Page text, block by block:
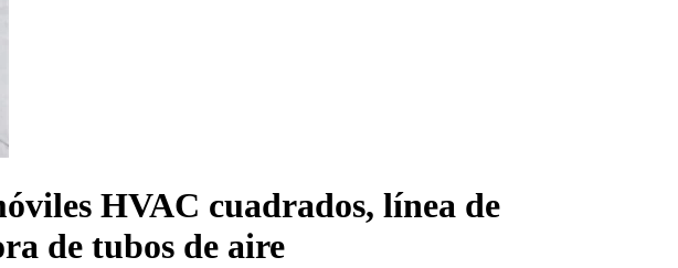
HVAC cuadrados, línea de
de tubos de aire